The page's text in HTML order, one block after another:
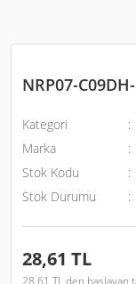
NRP07-
Kategori
Marka
Stok Kodu
Stok Durumu
28,61 TL
28,61 TL den başlayan